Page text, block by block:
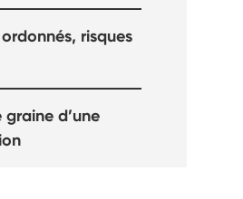
risques
d’une